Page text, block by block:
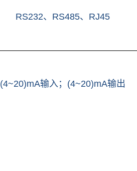
RS232、RS485、RJ45
(4~20)mA输入；(4~20)mA输出